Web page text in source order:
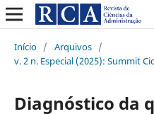
Início / Arquivos /
v. 2 n. Especial (2025): Summit
Diagnóstico da